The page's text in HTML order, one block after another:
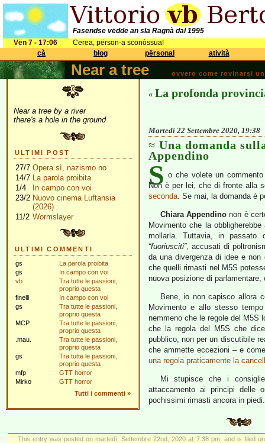
Fasendse vëdde an sla Ragnà dal 1995
Vën 7 - 17:06
Cerea, përson-a sconòssua!
cà
blog përsonal atività
Near a tree ovvero come rovinarsi
Near a tree by a river
there's a hole in the ground
ULTIMI POST
27/7 Opera sì, nazismo no
14/7 La parola proibita
1/4
In campo con voi
23/2 Nuovo cinema Luftansia
(2026)
11/2 Wormslayer
ULTIMI COMMENTI
gs
La parola proibita
gs
In campo con voi
vb
Tra tutte le passioni,
proprio questa
finelli
In campo con voi
gs
Tra tutte le passioni,
proprio questa
MCP
Tra tutte le passioni,
proprio questa
.mau.
Tra tutte le passioni,
proprio questa
gs
Tra tutte le passioni,
proprio questa
mfp
GTT horror
Mirko
GTT horror
Tutti i commenti »
« La profonda
Martedì 22 Settembre 2020, 19:38
Una domanda
Appendino
S o che volete un
Non è per lei, che di fronte alla
seconda. Se mai, la domanda è
Chiara Appendinonon è
Movimento che la
mollarla. Tuttavia, in
“fuoriusciti”, accusati di
da una divergenza di idee e
che quelli rimasti nel M5S
nuova posizione di
Bene, io non capisco allora
Movimento e allo stesso
nemmeno che le regole del M5S
che la regola del M5S che
pubblico, non per un discutibile
che ammette eccezioni – e
una regola praticamente la
Mi stupisce che i
attaccamento ai principi delle
pochissimi rimasti ancora in
This entry was posted on martedì, Settembre 22nd, 2020 at 7:38 pm, and is filed